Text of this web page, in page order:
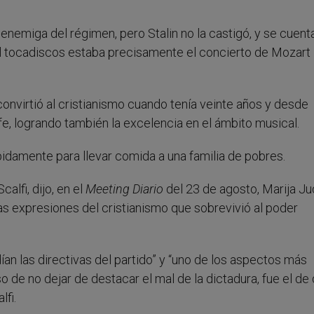
del régimen, pero Stalin no la castigó, y se
tocadiscos estaba precisamente el concierto de Mozart
al cristianismo cuando tenía veinte años y desde
logrando también la excelencia en el ámbito musical.
para llevar comida a una familia de pobres.
dijo, en el Meeting Diario del 23 de agosto, Marija
expresiones del cristianismo que sobrevivió al poder
las directivas del partido” y “uno de los aspectos más
de no dejar de destacar el mal de la dictadura, fue el de